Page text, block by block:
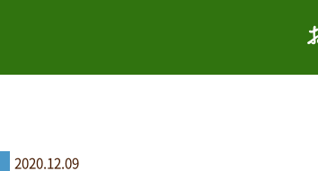
2020.12.09